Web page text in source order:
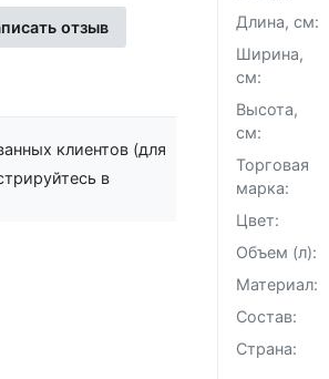
Войти
Забыли пароль?
отзыв
клиентов (для
в
Длина, см:
Ширина,
см:
Высота,
см:
Торговая
марка:
Цвет:
Объем (л):
Материал:
Состав:
Страна: